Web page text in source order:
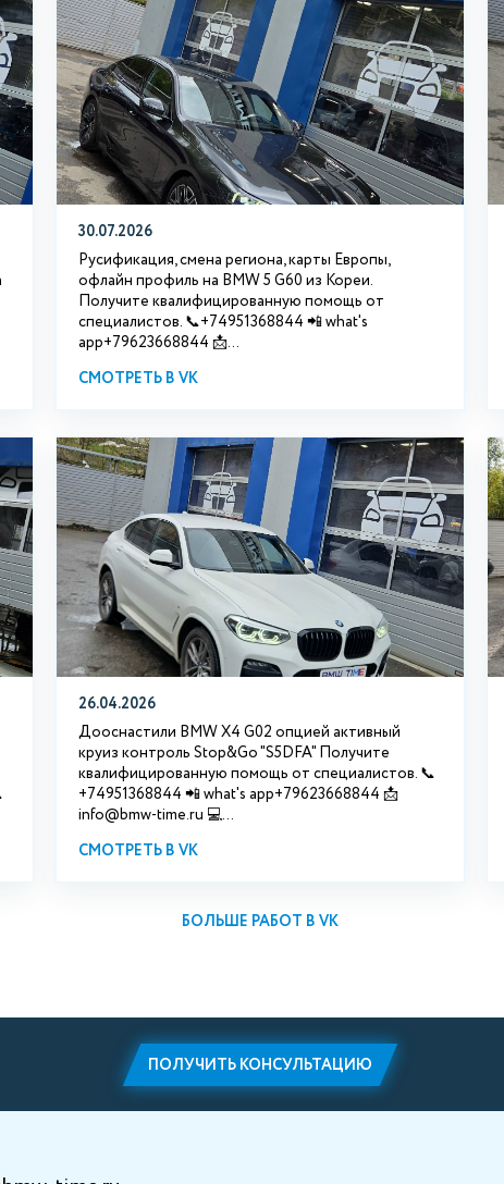
30.07.2026
Русификация, смена региона, карты Европы,
офлайн профиль на BMW 5 G60 из Кореи.
Получите квалифицированную помощь от
специалистов. 📞+74951368844 📲 what's
app+79623668844 📩...
СМОТРЕТЬ В VK
26.04.2026
Дооснастили BMW X4 G02 опцией активный
круиз контроль Stop&Go "S5DFA" Получите
квалифицированную помощь от специалистов. 📞
+74951368844 📲 what's app+79623668844 📩
info@bmw-time.ru 💻...
СМОТРЕТЬ В VK
БОЛЬШЕ РАБОТ В VK
ПОЛУЧИТЬ КОНСУЛЬТАЦИЮ